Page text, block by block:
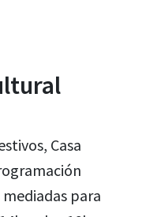
Casa
para